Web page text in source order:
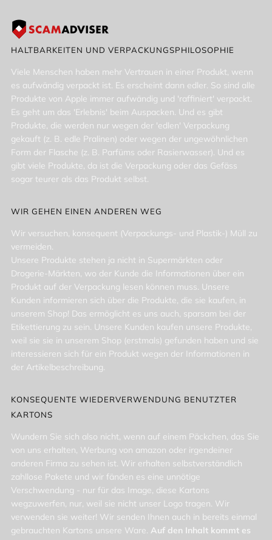
HALTBARKEITEN UND VERPACKUNGSPHILOSOPHIE
Viele Menschen haben mehr Vertrauen in einer Produkt, wenn
es aufwändig verpackt ist. Es erscheint dann edler. So sind alle
Produkte von Apple immer aufwändig und 'raffiniert' verpackt.
Es geht um das 'Erlebnis' beim Auspacken. Und es gibt
Produkte, die werden nur wegen der 'edlen' Verpackung
gekauft (z. B. edle Pralinen) oder wegen der ungewöhnlichen
Form der Flasche (z. B. Parfüms oder Rasierwasser). Und es
gibt viele Produkte, da ist die Verpackung oder das Gefäss
sogar teurer als das Produkt selbst.
WIR GEHEN EINEN ANDEREN WEG
Wir versuchen, konsequent (Verpackungs- und Plastik-) Müll zu
vermeiden.
Unsere Produkte stehen ja nicht in Supermärkten oder
Drogerie-Märkten, wo der Kunde die Informationen über ein
Produkt auf der Verpackung lesen können muss. Unsere
Kunden informieren sich über die Produkte, die sie kaufen, in
unserem Shop! Das ermöglicht es uns auch, sparsam bei der
Etikettierung zu sein. Unsere Kunden kaufen unsere Produkte,
weil sie sie in unserem Shop (erstmals) gefunden haben und sie
interessieren sich für ein Produkt wegen der Informationen in
der Artikelbeschreibung.
KONSEQUENTE WIEDERVERWENDUNG BENUTZTER
KARTONS
Wundern Sie sich also nicht, wenn auf einem Päckchen, das Sie
von uns erhalten, Werbung von amazon oder irgendeiner
anderen Firma zu sehen ist. Wir erhalten selbstverständlich
zahllose Pakete und wir fänden es eine unnötige
Verschwendung - nur für das Image, diese Kartons
wegzuwerfen, nur, weil sie nicht unser Logo tragen. Wir
verwenden sie weiter! Wir senden Ihnen auch in bereits einmal
gebrauchten Kartons unsere Ware. Auf den Inhalt kommt es